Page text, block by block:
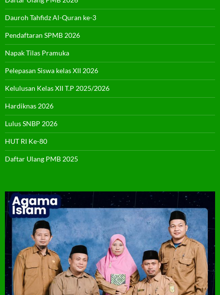
Dauroh Tahfidz Al-Quran ke-3
Pendaftaran SPMB 2026
Napak Tilas Pramuka
Pelepasan Siswa kelas XII 2026
Kelulusan Kelas XII T.P 2025/2026
Hardiknas 2026
Lulus SNBP 2026
HUT RI Ke-80
Daftar Ulang PMB 2025